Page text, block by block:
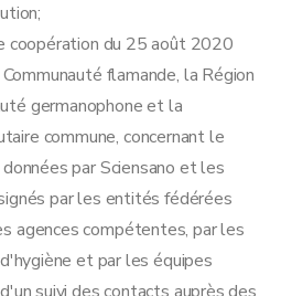
coopération du 25 août 2020
flamande, la Région
germanophone et la
commune, concernant le
par Sciensano et les
par les entités fédérées
agences compétentes, par les
et par les équipes